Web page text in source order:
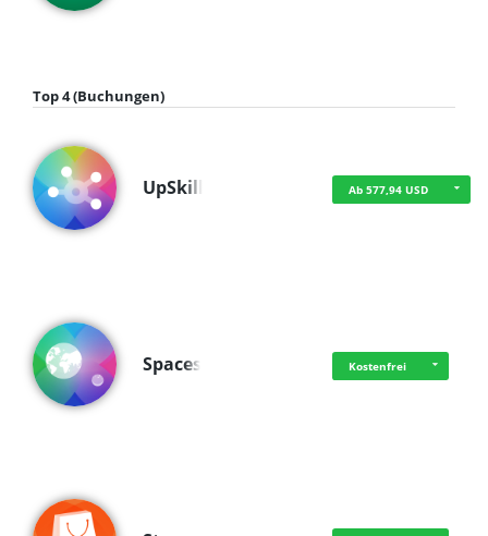
Top 4 (Buchungen)
UpSkill Ab 577,94 USD
Spaces Kostenfrei